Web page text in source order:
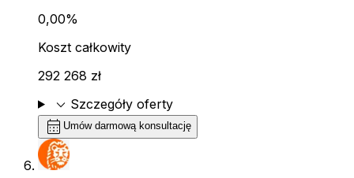
0,00%
Koszt całkowity
292 268 zł
expand_more Szczegóły oferty
calendar_month Umów darmową konsultację